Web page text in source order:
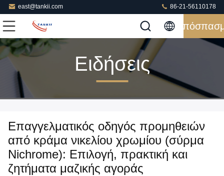
east@tankii.com 86-21-56110178
Ειδήσεις
Επαγγελματικός οδηγός προμηθειών
από κράμα νικελίου χρωμίου (σύρμα
Nichrome): Επιλογή, πρακτική και
ζητήματα μαζικής αγοράς